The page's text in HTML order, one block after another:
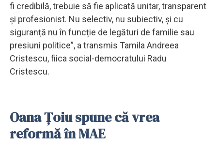
fi credibilă, trebuie să fie aplicată unitar, transparent
și profesionist. Nu selectiv, nu subiectiv, și cu
siguranță nu în funcție de legături de familie sau
presiuni politice”, a transmis Tamila Andreea
Cristescu, fiica social-democratului Radu
Cristescu.
Oana Țoiu spune că vrea
reformă în MAE